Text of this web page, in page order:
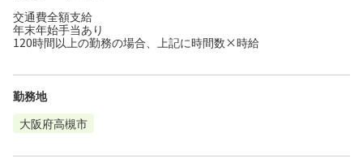
交通費全額支給
年末年始手当あり
120時間以上の勤務の場合、上記に時間数×時給
勤務地
大阪府高槻市